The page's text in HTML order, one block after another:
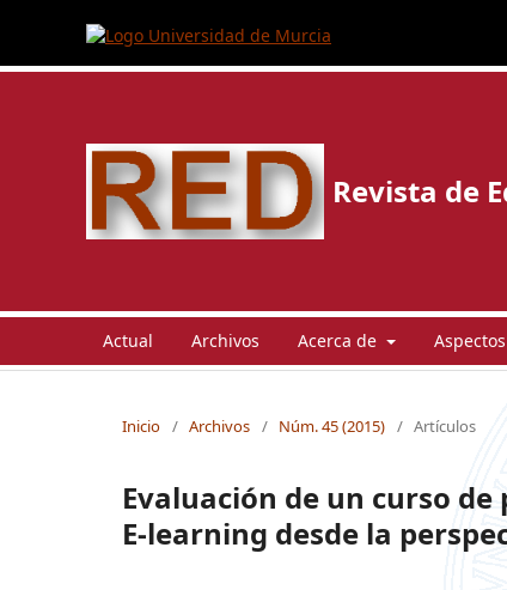
Revista de
Actual Archivos Acerca de
Inicio / Archivos / Núm. 45 (2015) / Artículos
Evaluación de un curso
E-learning desde la